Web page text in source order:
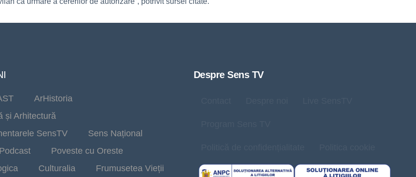
ArHistoria
și Arhitectură
SensTV
Sens Național
Poveste cu Oreste
Culturalia Frumusetea Vieții
Despre Sens TV